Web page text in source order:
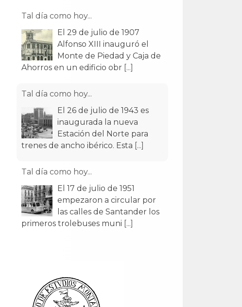
Tal día como hoy...
El 29 de julio de 1907
Alfonso XIII inauguró el
Monte de Piedad y Caja de
Ahorros en un edificio obr [...]
Tal día como hoy...
El 26 de julio de 1943 es
inaugurada la nueva
Estación del Norte para
trenes de ancho ibérico. Esta [...]
Tal día como hoy...
El 17 de julio de 1951
empezaron a circular por
las calles de Santander los
primeros trolebuses muni [...]